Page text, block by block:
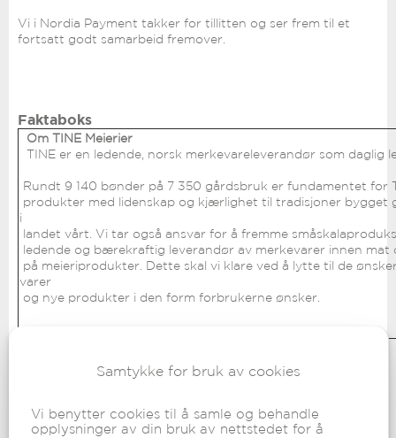
Samtykke for bruk av cookies
Vi benytter cookies til å samle og behandle
opplysninger av din bruk av nettstedet for å
Vi i Nordia Payment takker for tillitten og ser frem til et
fortsatt godt samarbeid fremover.
Faktaboks
Om TINE Meierier
TINE er en ledende, norsk merkevareleverandør som daglig
Rundt 9 140 bønder på 7 350 gårdsbruk er fundamentet for
produkter med lidenskap og kjærlighet til tradisjoner bygget
i
landet vårt. Vi tar også ansvar for å fremme
ledende og bærekraftig leverandør av merkevarer innen mat
på meieriprodukter. Dette skal vi klare ved å lytte til de
varer
og nye produkter i den form forbrukerne ønsker.
HTTPS://TINE.NO/